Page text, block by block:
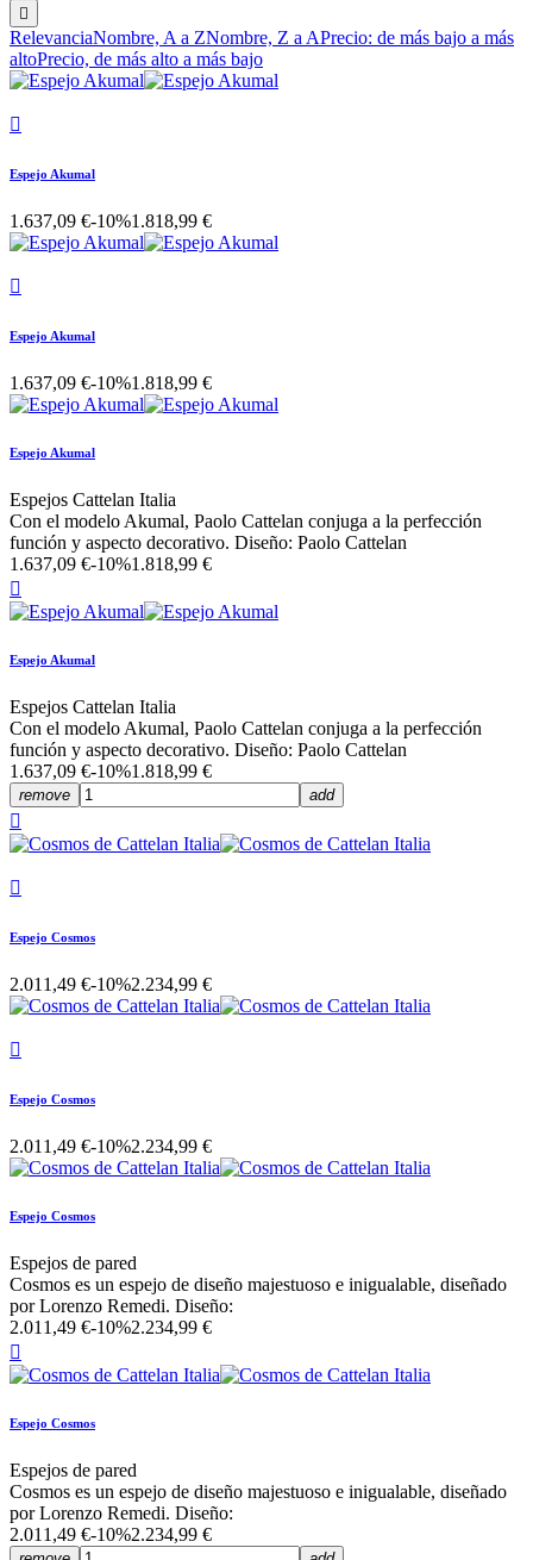

RelevanciaNombre, A a ZNombre, Z a APrecio: de más bajo a más
altoPrecio, de más alto a más bajo

Espejo Akumal
1.637,09 €-10%1.818,99 €

Espejo Akumal
1.637,09 €-10%1.818,99 €
Espejo Akumal
Espejos Cattelan Italia
Con el modelo Akumal, Paolo Cattelan conjuga a la perfección
función y aspecto decorativo. Diseño: Paolo Cattelan
1.637,09 €-10%1.818,99 €

Espejo Akumal
Espejos Cattelan Italia
Con el modelo Akumal, Paolo Cattelan conjuga a la perfección
función y aspecto decorativo. Diseño: Paolo Cattelan
1.637,09 €-10%1.818,99 €
remove add


Espejo Cosmos
2.011,49 €-10%2.234,99 €

Espejo Cosmos
2.011,49 €-10%2.234,99 €
Espejo Cosmos
Espejos de pared
Cosmos es un espejo de diseño majestuoso e inigualable, diseñado
por Lorenzo Remedi. Diseño:
2.011,49 €-10%2.234,99 €

Espejo Cosmos
Espejos de pared
Cosmos es un espejo de diseño majestuoso e inigualable, diseñado
por Lorenzo Remedi. Diseño:
2.011,49 €-10%2.234,99 €